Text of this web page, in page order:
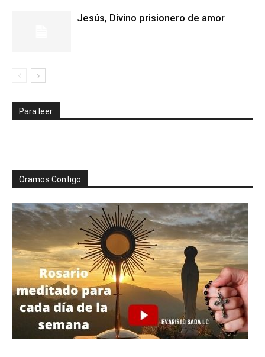
Jesús, Divino prisionero de amor
Para leer
Oramos Contigo